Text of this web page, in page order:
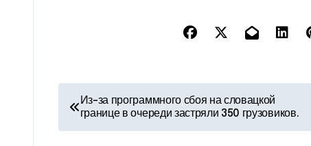
Н
а
Из-за программного сбоя на словацкой
границе в очереди застряли 350 грузовиков.